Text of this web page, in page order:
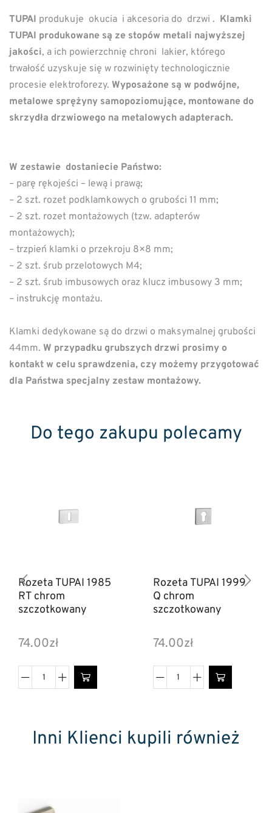
TUPAI produkuje okucia i akcesoria do drzwi . Klamki
TUPAI produkowane są ze stopów metali najwyższej
jakości, a ich powierzchnię chroni lakier, którego
trwałość uzyskuje się w rozwinięty technologicznie
procesie elektroforezy. Wyposażone są w podwójne,
metalowe sprężyny samopoziomujące, montowane do
skrzydła drzwiowego na metalowych adapterach.
W zestawie dostaniecie Państwo:
– parę rękojeści – lewą i prawą;
– 2 szt. rozet podklamkowych o grubości 11 mm;
– 2 szt. rozet montażowych (tzw. adapterów
montażowych);
– trzpień klamki o przekroju 8×8 mm;
– 2 szt. śrub przelotowych M4;
– 2 szt. śrub imbusowych oraz klucz imbusowy 3 mm;
– instrukcję montażu.
Klamki dedykowane są do drzwi o maksymalnej grubości
44mm. W przypadku grubszych drzwi prosimy o
kontakt w celu sprawdzenia, czy możemy przygotować
dla Państwa specjalny zestaw montażowy.
Do tego zakupu polecamy
Rozeta TUPAI 1985
RT chrom
szczotkowany
74.00zł
Rozeta TUPAI 1999
Q chrom
szczotkowany
74.00zł
Inni Klienci kupili również